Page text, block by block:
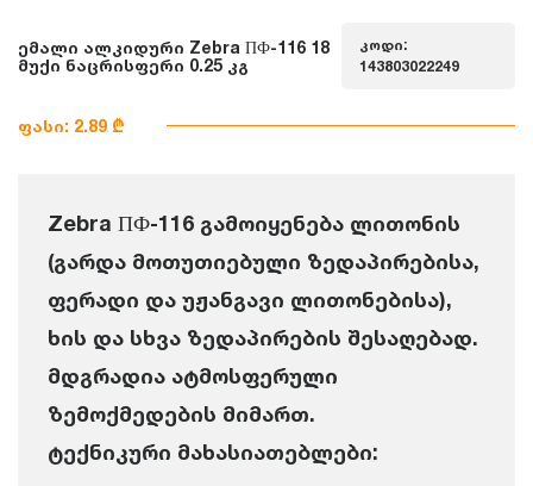
ემალი ალკიდური Zebra ПФ-116 18
მუქი ნაცრისფერი 0.25 კგ
კოდი:
143803022249
ფასი: 2.89 ₾
Zebra ПФ-116 გამოიყენება ლითონის
(გარდა მოთუთიებული ზედაპირებისა,
ფერადი და უჟანგავი ლითონებისა),
ხის და სხვა ზედაპირების შესაღებად.
მდგრადია ატმოსფერული
ზემოქმედების მიმართ.
ტექნიკური მახასიათებლები: